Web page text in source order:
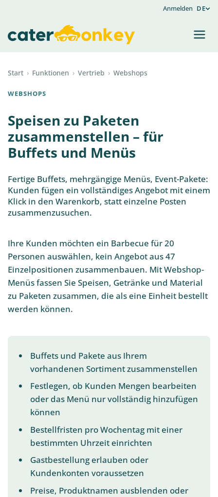
Anmelden DE
Start › Funktionen › Vertrieb › Webshops
WEBSHOPS
Speisen zu Paketen
zusammenstellen – für
Buffets und Menüs
Fertige Buffets, mehrgängige Menüs, Event-Pakete:
Kunden fügen ein vollständiges Angebot mit einem
Klick in den Warenkorb, statt einzelne Posten
zusammenzusuchen.
Ihre Kunden möchten ein Barbecue für 20
Personen auswählen, kein Angebot aus 47
Einzelpositionen zusammenbauen. Mit Webshop-
Menüs fassen Sie Speisen, Getränke und Material
zu Paketen zusammen, die als eine Einheit bestellt
werden können.
Buffets und Pakete aus Ihrem
vorhandenen Sortiment zusammenstellen
Festlegen, ob Kunden Mengen bearbeiten
oder das Menü nur vollständig hinzufügen
können
Bestellfristen pro Wochentag mit einer
bestimmten Uhrzeit einrichten
Gastbestellung erlauben oder
Kundenkonten voraussetzen
Preise, Produktnamen ausblenden oder